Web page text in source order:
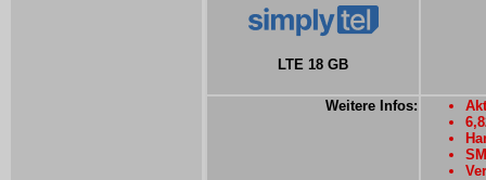
LTE 18 GB
Weitere Infos: